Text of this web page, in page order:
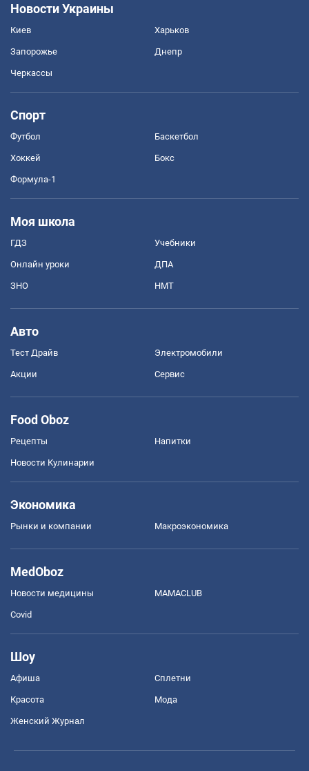
Новости Украины
Киев Харьков
Запорожье Днепр
Черкассы
Спорт
Футбол Баскетбол
Хоккей Бокс
Формула-1
Моя школа
ГДЗ Учебники
Онлайн уроки ДПА
ЗНО НМТ
Авто
Тест Драйв Электромобили
Акции Сервис
Food Oboz
Рецепты Напитки
Новости Кулинарии
Экономика
Рынки и компании Mакроэкономика
MedOboz
Новости медицины MAMACLUB
Covid
Шоу
Афиша Сплетни
Красота Мода
Женский Журнал